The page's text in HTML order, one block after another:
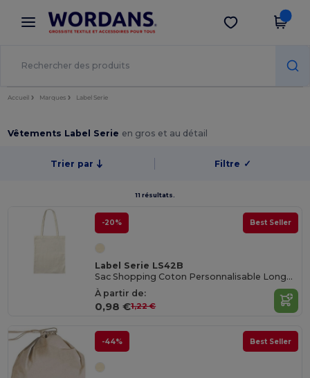
× Appli Wordans
Meilleurs prix sur l’app !
Obtenir l'appli
Accueil Marques Label Serie
Vêtements Label Serie en gros et au détail
Trier par Filtre ✓
11 résultats.
-20% Best Seller
Label Serie LS42B
Sac Shopping Coton Personnalisable Longues Anses
À partir de:
0,98 €1,22 €
-44% Best Seller